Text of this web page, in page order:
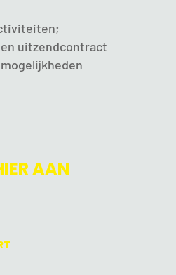
uitzendcontract
AAN